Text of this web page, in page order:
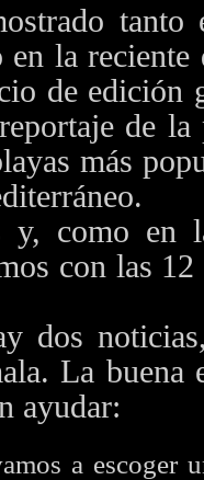
tanto
en la
de edición
de
más
y, como en
con las
dos
La buena
ayudar:
a escoger